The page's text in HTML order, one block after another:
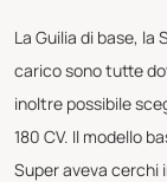
La Guilia di base, la
carico sono tutte
inoltre possibile
180 CV. Il modello
Super aveva cerchi